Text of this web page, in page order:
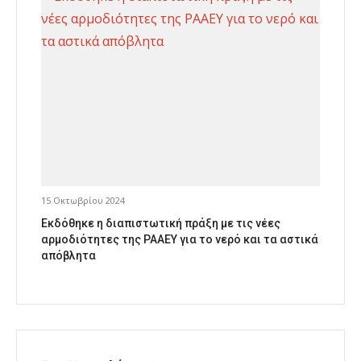
15 Οκτωβρίου 2024
Εκδόθηκε η διαπιστωτική πράξη με τις νέες
αρμοδιότητες της ΡΑΑΕΥ για το νερό και τα αστικά
απόβλητα